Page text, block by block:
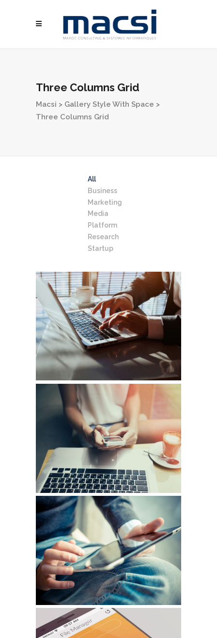
Three Columns Grid
Macsi > Gallery Style With Space >
Three Columns Grid
All
Business
Marketing
Media
Platform
Research
Startup